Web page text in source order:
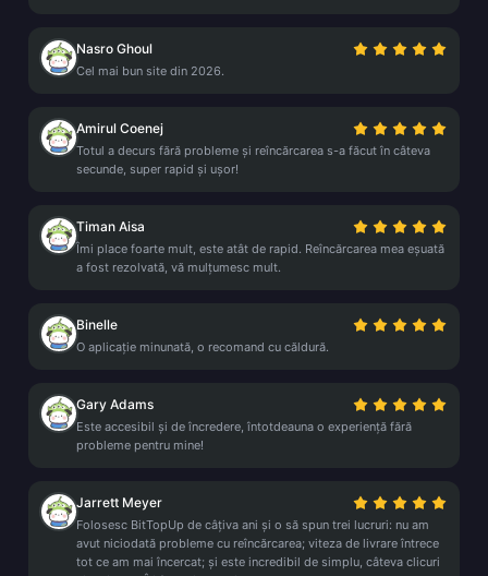
Nasro Ghoul
Cel mai bun site din 2026.
Amirul Coenej
Totul a decurs fără probleme și reîncărcarea s-a făcut în câteva
secunde, super rapid și ușor!
Timan Aisa
Îmi place foarte mult, este atât de rapid. Reîncărcarea mea eșuată
a fost rezolvată, vă mulțumesc mult.
Binelle
O aplicație minunată, o recomand cu căldură.
Gary Adams
Este accesibil și de încredere, întotdeauna o experiență fără
probleme pentru mine!
Jarrett Meyer
Folosesc BitTopUp de câțiva ani și o să spun trei lucruri: nu am
avut niciodată probleme cu reîncărcarea; viteza de livrare întrece
tot ce am mai încercat; și este incredibil de simplu, câteva clicuri